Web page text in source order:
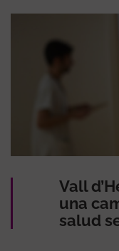
Vall
una
salud